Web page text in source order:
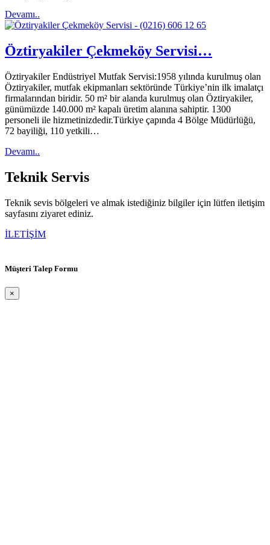
Devamı..
Öztiryakiler Çekmeköy Servisi…
Öztiryakiler Endüstriyel Mutfak Servisi:1958 yılında kurulmuş olan
Öztiryakiler, mutfak ekipmanları sektöründe Türkiye’nin ilk imalatçı
firmalarından biridir. 50 m² bir alanda kurulmuş olan Öztiryakiler,
günümüzde 140.000 m² kapalı üretim alanına sahiptir. 1300
personeli ile hizmetinizdedir.Türkiye çapında 4 Bölge Müdürlüğü,
72 bayiliği, 110 yetkili…
Devamı..
Teknik Servis
Teknik sevis bölgeleri ve almak istediğiniz bilgiler için lütfen iletişim
sayfasını ziyaret ediniz.
İLETİŞİM
Müşteri Talep Formu
×